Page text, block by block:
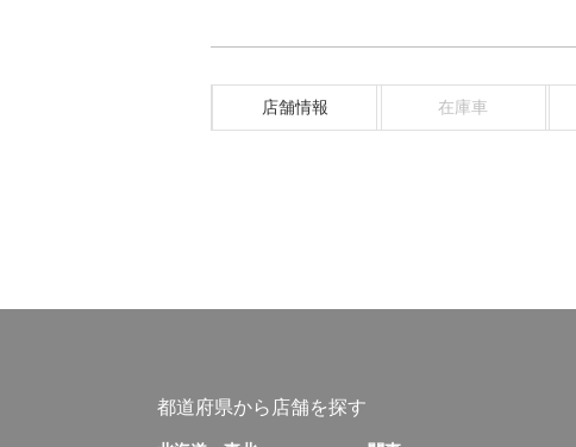
店舗情報 在庫車
都道府県から店舗を探す